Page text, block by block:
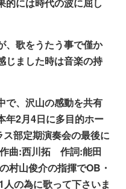
、歌をうたう事で僅か
じました時は音楽の持
で、沢山の感動を共有
年2月4日に多目的ホー
部定期演奏会の最後に
曲:西川拓 作詞:能田
村山俊介の指揮でOB・
の為に歌って下さいま